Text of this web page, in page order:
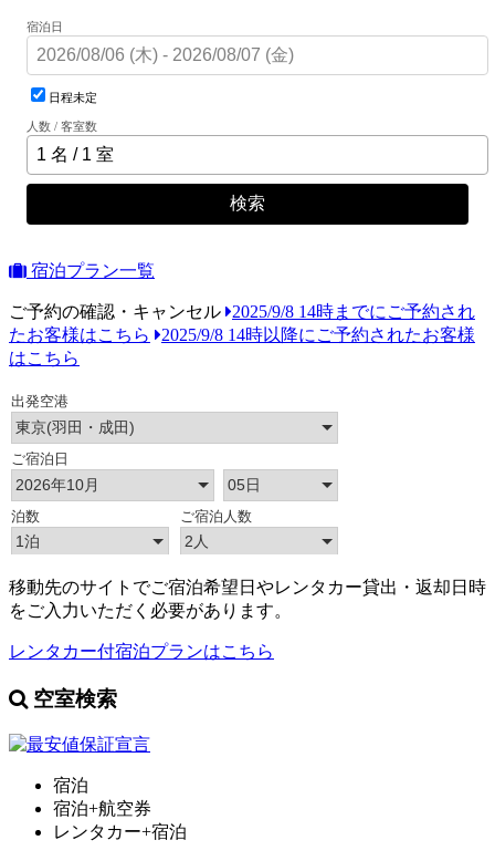
宿泊日
日程未定
人数 / 客室数
検索
宿泊プラン一覧
ご予約の確認・キャンセル
2025/9/8 14時までにご予約され
たお客様はこちら
2025/9/8 14時以降にご予約されたお客様
はこちら
移動先のサイトでご宿泊希望日やレンタカー貸出・返却日時
をご入力いただく必要があります。
レンタカー付宿泊プランはこちら
空室検索
宿泊
宿泊+航空券
レンタカー+宿泊